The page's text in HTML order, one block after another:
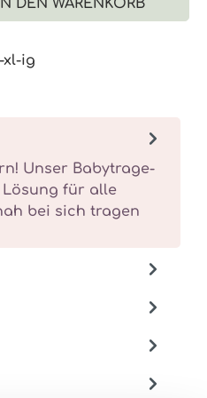
DEN WARENKORB
xl-ig
Unser Babytrage-
für alle
bei sich tragen